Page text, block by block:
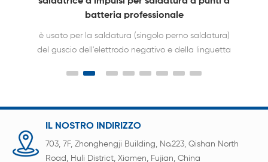
rotante
ACEY-S200C con funzione di rotazione della testa
di saldatura, viene utilizzato per la saldatura a
18650,21700,26650,32650,32700 cilindri.
IL NOSTRO INDIRIZZO
703, 7F, Zhonghengji Building, No.223, Qishan North
Road, Huli District, Xiamen, Fujian, China